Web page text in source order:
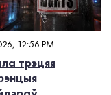
12:56 PM
трэцяя